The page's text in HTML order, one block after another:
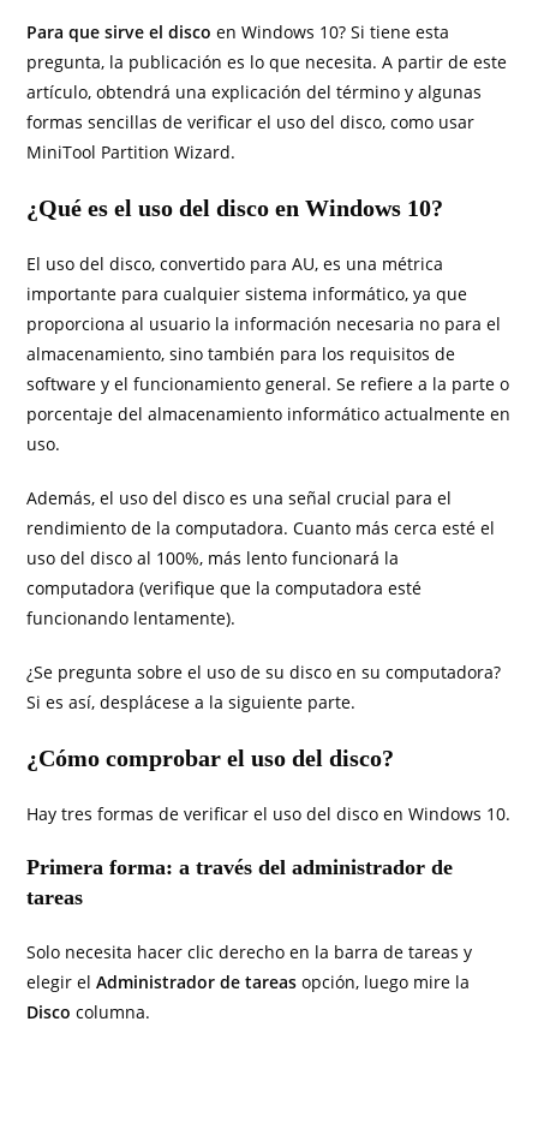
Para que sirve el disco en Windows 10? Si tiene esta
pregunta, la publicación es lo que necesita. A partir de este
artículo, obtendrá una explicación del término y algunas
formas sencillas de verificar el uso del disco, como usar
MiniTool Partition Wizard.
¿Qué es el uso del disco en Windows 10?
El uso del disco, convertido para AU, es una métrica
importante para cualquier sistema informático, ya que
proporciona al usuario la información necesaria no para el
almacenamiento, sino también para los requisitos de
software y el funcionamiento general. Se refiere a la parte o
porcentaje del almacenamiento informático actualmente en
uso.
Además, el uso del disco es una señal crucial para el
rendimiento de la computadora. Cuanto más cerca esté el
uso del disco al 100%, más lento funcionará la
computadora (verifique que la computadora esté
funcionando lentamente).
¿Se pregunta sobre el uso de su disco en su computadora?
Si es así, desplácese a la siguiente parte.
¿Cómo comprobar el uso del disco?
Hay tres formas de verificar el uso del disco en Windows 10.
Primera forma: a través del administrador de
tareas
Solo necesita hacer clic derecho en la barra de tareas y
elegir elAdministrador de tareas opción, luego mire la
Disco columna.